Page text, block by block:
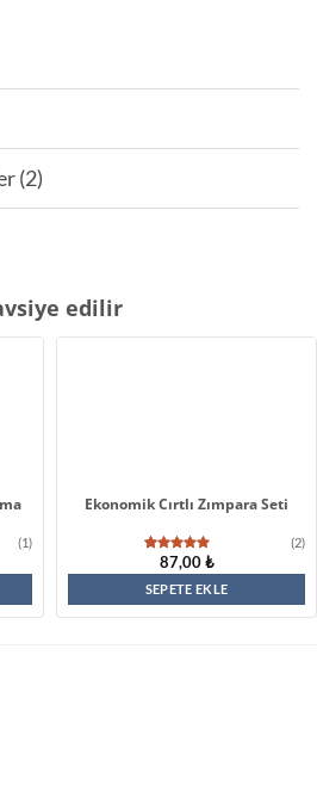
(2)
edilir
(1)
Ekonomik Cırtlı Zımpara Seti
müşteri
puanına
dayanarak
5.00puan
(2)
87,00₺
SEPETE EKLE